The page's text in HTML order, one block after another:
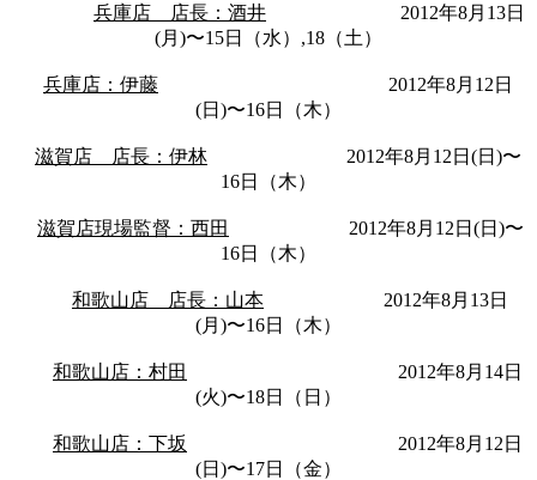
兵庫店 店長：酒井 2012年8月13日
(月)〜15日（水）,18（土）
兵庫店：伊藤 2012年8月12日
(日)〜16日（木）
滋賀店 店長：伊林 2012年8月12日(日)〜
16日（木）
滋賀店現場監督：西田
2012年8月12日(日)〜
16日（木）
和歌山店 店長：山本 2012年8月13日
(月)〜16日（木）
和歌山店：村田
2012年8月14日
(火)〜18日（日）
和歌山店：下坂
2012年8月12日
(日)〜17日（金）